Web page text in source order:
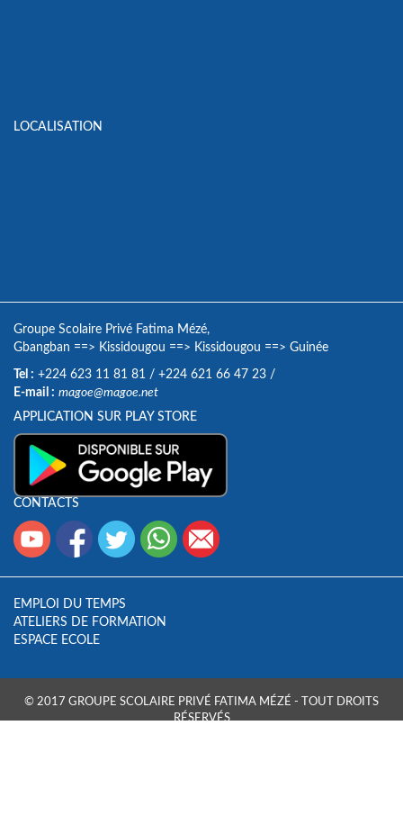
LOCALISATION
Groupe Scolaire Privé Fatima Mézé,
Gbangban ==> Kissidougou ==> Kissidougou ==> Guinée
Tel : +224 623 11 81 81 / +224 621 66 47 23 /
E-mail : magoe@magoe.net
APPLICATION SUR PLAY STORE
CONTACTS
EMPLOI DU TEMPS
ATELIERS DE FORMATION
ESPACE ECOLE
© 2017 GROUPE SCOLAIRE PRIVÉ FATIMA MÉZÉ - TOUT DROITS
RÉSERVÉS